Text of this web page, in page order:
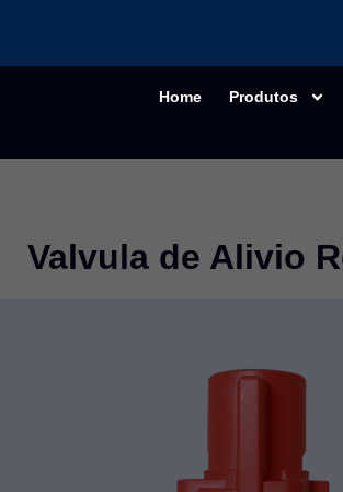
Home Produtos
Valvula de Alivio